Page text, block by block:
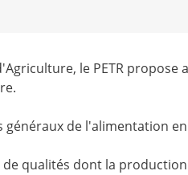
le PETR
généraux de l'alimentation
qualités dont la